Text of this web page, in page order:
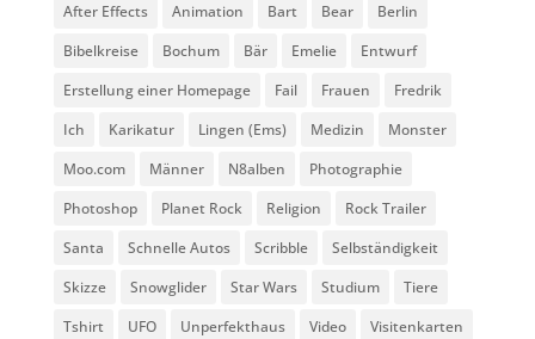
After Effects Animation Bart Bear
Berlin
Bibelkreise
Bochum Bär Emelie
Entwurf
Erstellung einer Homepage
Fail Frauen
Fredrik
Ich
Karikatur Lingen (Ems) Medizin
Monster
Moo.com
Männer N8alben
Photographie
Photoshop
Planet Rock Religion
Rock Trailer
Santa
Schnelle Autos Scribble
Selbständigkeit
Skizze
Snowglider Star Wars Studium
Tiere
Tshirt
UFO Unperfekthaus Video
Visitenkarten